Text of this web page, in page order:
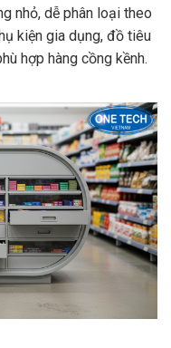
nhỏ, dễ phân loại theo
kiện gia dụng, đồ tiêu
hợp hàng cồng kềnh.